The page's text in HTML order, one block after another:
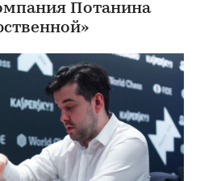
Потанина